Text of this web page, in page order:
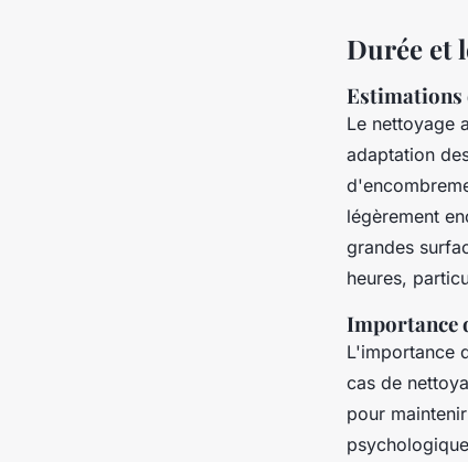
Durée et
Estimations
Le nettoyage
adaptation
légèrement
grandes
heures,
Importance
L'importance
cas de
pour